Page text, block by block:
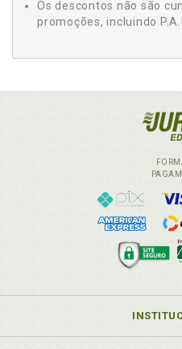
Os descontos não são
promoções, incluindo